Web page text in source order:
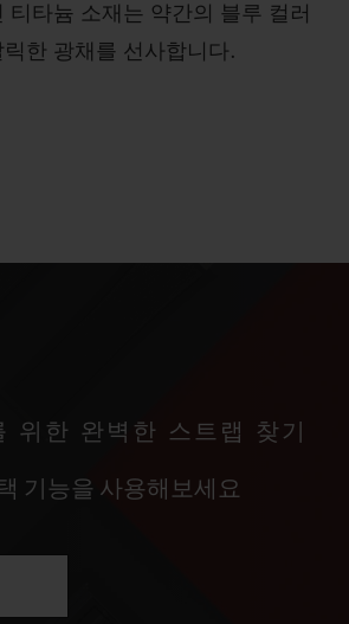
티타늄 소재는 약간의 블루 컬러
한 광채를 선사합니다.
위한 완벽한 스트랩 찾기
기능을 사용해보세요